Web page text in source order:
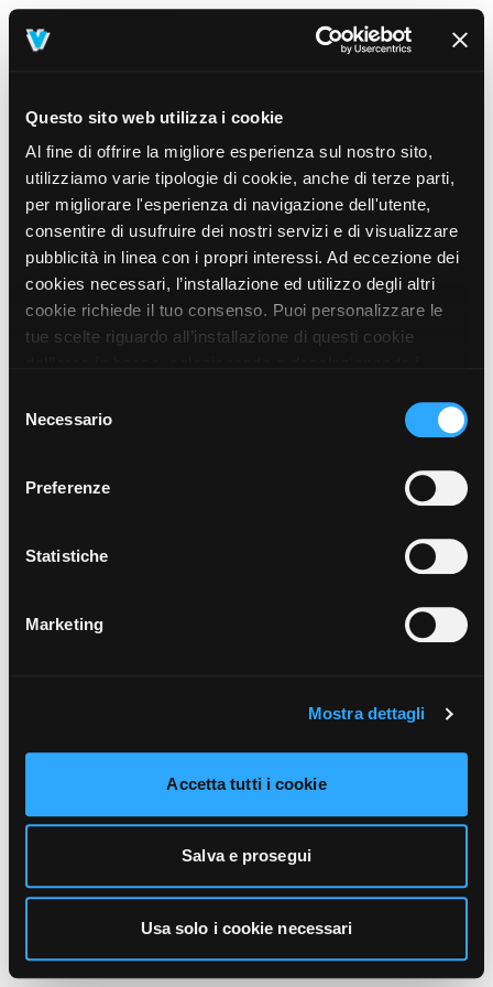
Questo sito web utilizza i cookie
Al fine di offrire la migliore esperienza sul nostro sito,
utilizziamo varie tipologie di cookie, anche di terze parti,
per migliorare l'esperienza di navigazione dell'utente,
consentire di usufruire dei nostri servizi e di visualizzare
pubblicità in linea con i propri interessi. Ad eccezione dei
cookies necessari, l’installazione ed utilizzo degli altri
cookie richiede il tuo consenso. Puoi personalizzare le
tue scelte riguardo all’installazione di questi cookie
prosegui” o decidere di accettare tutti i cookie, cliccando
sul pulsante “Accetta tutti i cookie”. Cliccando sul tasto
unicamente i cookie necessari alla navigazione. Per
funzionamento, puoi prendere visione dell’informativa
cliccando qui.
delNecessario
Preferenze
Statistiche
Marketing
Mostra dettagli
Accetta tutti i cookie
Salva e prosegui
Usa solo i cookie necessari
404